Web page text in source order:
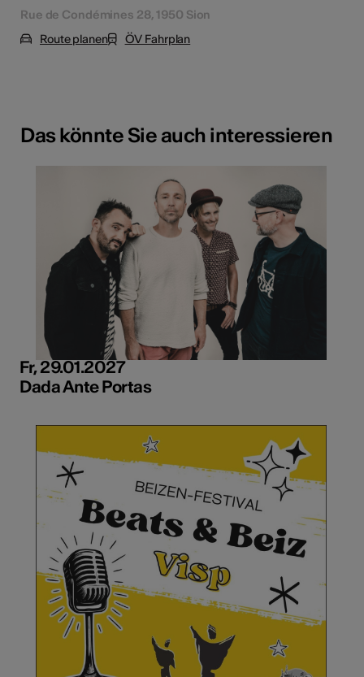
Rue de Condémines 28, 1950 Sion
Route planen
ÖV Fahrplan
Das könnte Sie auch interessieren
Fr, 29.01.2027
Dada Ante Portas